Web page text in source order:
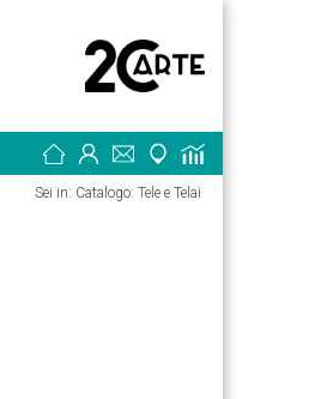
Sei in: Catalogo: Tele e Telai